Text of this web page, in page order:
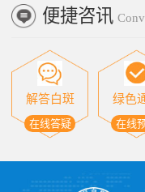
便捷咨讯
解答白斑
在线答疑
绿色
在线